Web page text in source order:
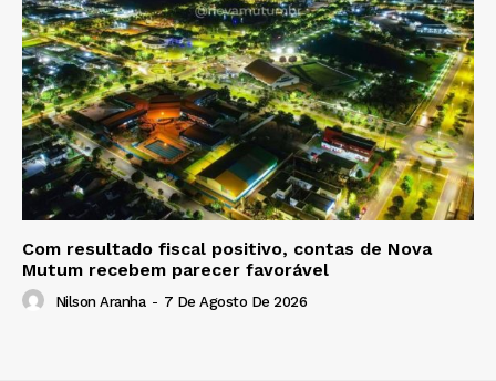
Com resultado fiscal positivo, contas de Nova
Mutum recebem parecer favorável
Nilson Aranha - 7 De Agosto De 2026